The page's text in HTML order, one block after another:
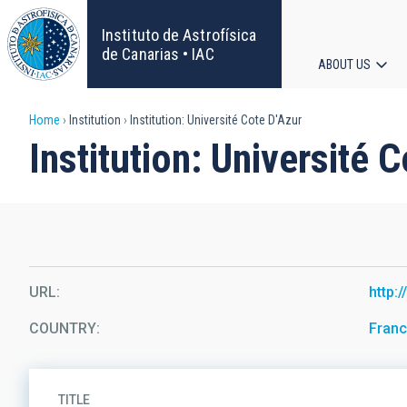
Skip
to
main
content
Instituto de Astrofísica
de Canarias • IAC
ABOUT US
Breadcrumb
Home Institution Institution: Université Cote D'Azur
Institution: Université
URL
COUNTRY
TITLE